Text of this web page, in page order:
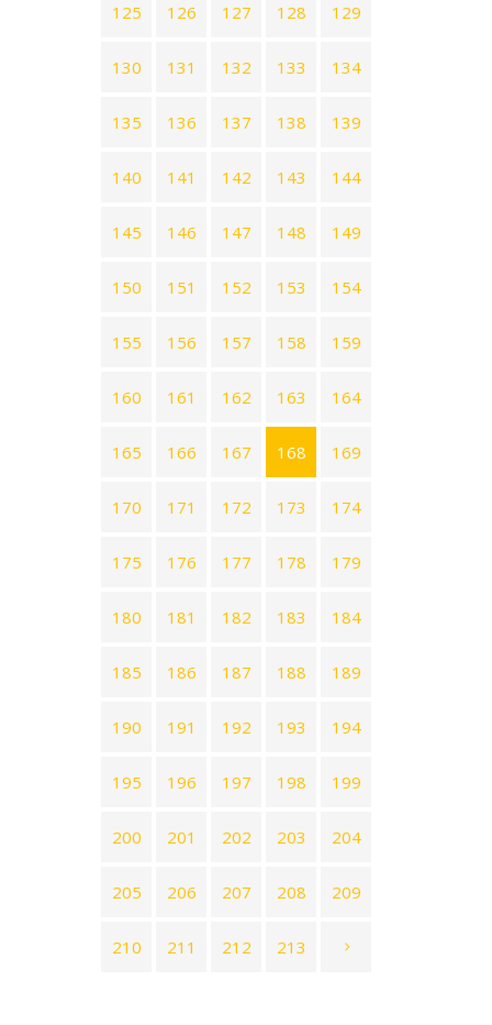
125 126 127 128 129
130 131 132 133 134
135 136 137 138 139
140 141 142 143 144
145 146 147 148 149
150 151 152 153 154
155 156 157 158 159
160 161 162 163 164
165 166 167 168 169
170 171 172 173 174
175 176 177 178 179
180 181 182 183 184
185 186 187 188 189
190 191 192 193 194
195 196 197 198 199
200 201 202 203 204
205 206 207 208 209
210 211 212 213